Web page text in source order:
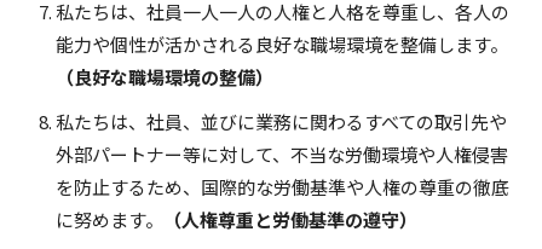
私たちは、社員一人一人の人権と人格を尊重し、各人の
能力や個性が活かされる良好な職場環境を整備します。
（良好な職場環境の整備）
私たちは、社員、並びに業務に関わるすべての取引先や
外部パートナー等に対して、不当な労働環境や人権侵害
を防止するため、国際的な労働基準や人権の尊重の徹底
に努めます。
（人権尊重と労働基準の遵守）